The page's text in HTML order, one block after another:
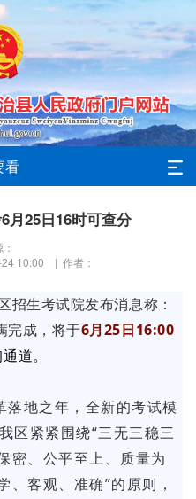
看
月25日16时可查分
24 10:00 | 作者：
招生考试院发布消息称：
完成，将于6月25日16:00
道。
地之年，全新的考试模
区紧紧围绕“三无三稳三
密、公平至上、质量为
、客观、准确”的原则，